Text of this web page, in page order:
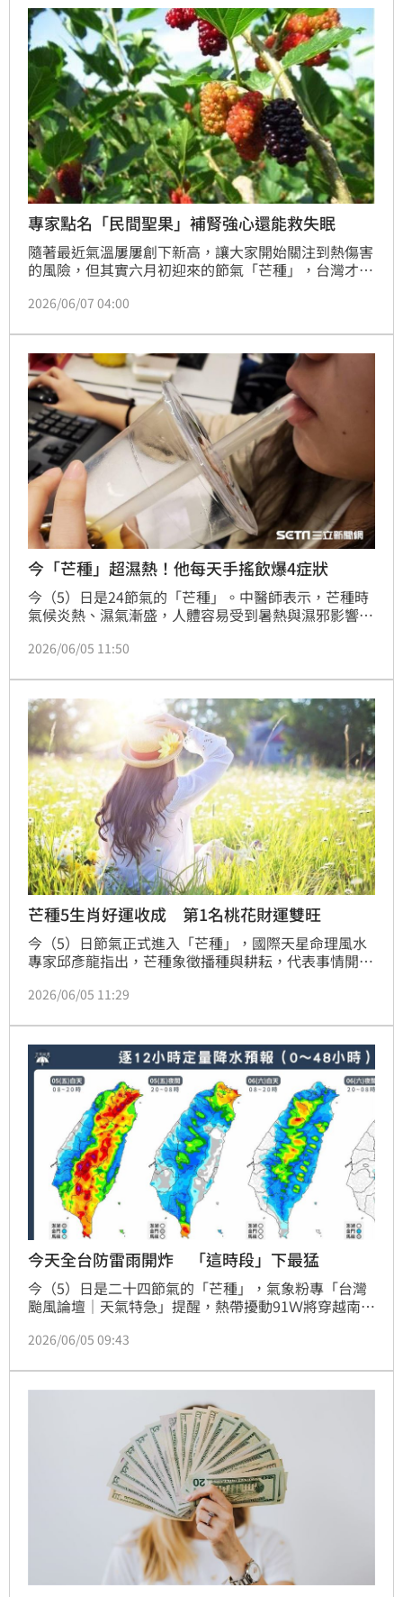
雷雨，反而是秋收冬藏的大吉兆。
專家點名「民間聖果」補腎強心還能救失眠
隨著最近氣溫屢屢創下新高，讓大家開始關注到熱傷害
的風險，但其實六月初迎來的節氣「芒種」，台灣才正
讓汗水難以蒸發，濕氣積累體內，讓人總覺得身體沈
用呢？就讓本篇報導告訴你！
2026/06/07 04:00
今「芒種」超濕熱！他每天手搖飲爆4症狀
今（5）日是24節氣的「芒種」。中醫師表示，芒種時
氣候炎熱、濕氣漸盛，人體容易受到暑熱與濕邪影響，
問題或腸胃不適等症狀。若長時間待在冷氣房、飲食冰
患者每天手搖飲不離身，出現胃脹等4症狀，經過調整
飲食作息2週後改善。（記者：簡浩正）
2026/06/05 11:50
芒種5生肖好運收成 第1名桃花財運雙旺
今（5）日節氣正式進入「芒種」，國際天星命理風水
專家邱彥龍指出，芒種象徵播種與耕耘，代表事情開始
是否真的穩固，其中有5大生肖布局已久，即將迎來收
龍者有貴人幫忙守財，屬羊者正慢慢暗中變強，屬馬者
則正站在命運的轉折點上。
2026/06/05 11:29
今天全台防雷雨開炸 「這時段」下最猛
今（5）日是二十四節氣的「芒種」，氣象粉專「台灣
颱風論壇｜天氣特急」提醒，熱帶擾動91Ｗ將穿越南台
台灣都須留意大雷雨發生。中央氣象署稍早持續針對4
得攜帶雨具。
2026/06/05 09:43